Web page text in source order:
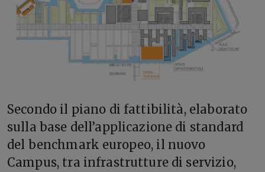
Secondo il piano di fattibilità, elaborato
sulla base dell’applicazione di standard
del benchmark europeo, il nuovo
Campus, tra infrastrutture di servizio,